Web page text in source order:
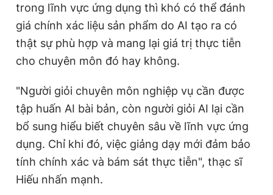
trong lĩnh vực ứng dụng thì khó có thể đánh
giá chính xác liệu sản phẩm do AI tạo ra có
thật sự phù hợp và mang lại giá trị thực tiễn
cho chuyên môn đó hay không.
"Người giỏi chuyên môn nghiệp vụ cần được
tập huấn AI bài bản, còn người giỏi AI lại cần
bổ sung hiểu biết chuyên sâu về lĩnh vực ứng
dụng. Chỉ khi đó, việc giảng dạy mới đảm bảo
tính chính xác và bám sát thực tiễn", thạc sĩ
Hiếu nhấn mạnh.